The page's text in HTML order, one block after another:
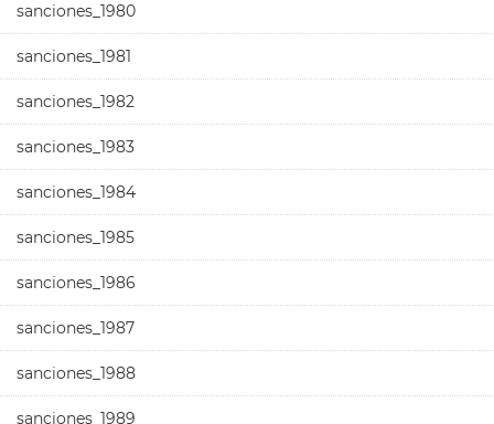
sanciones_1980
sanciones_1981
sanciones_1982
sanciones_1983
sanciones_1984
sanciones_1985
sanciones_1986
sanciones_1987
sanciones_1988
sanciones_1989